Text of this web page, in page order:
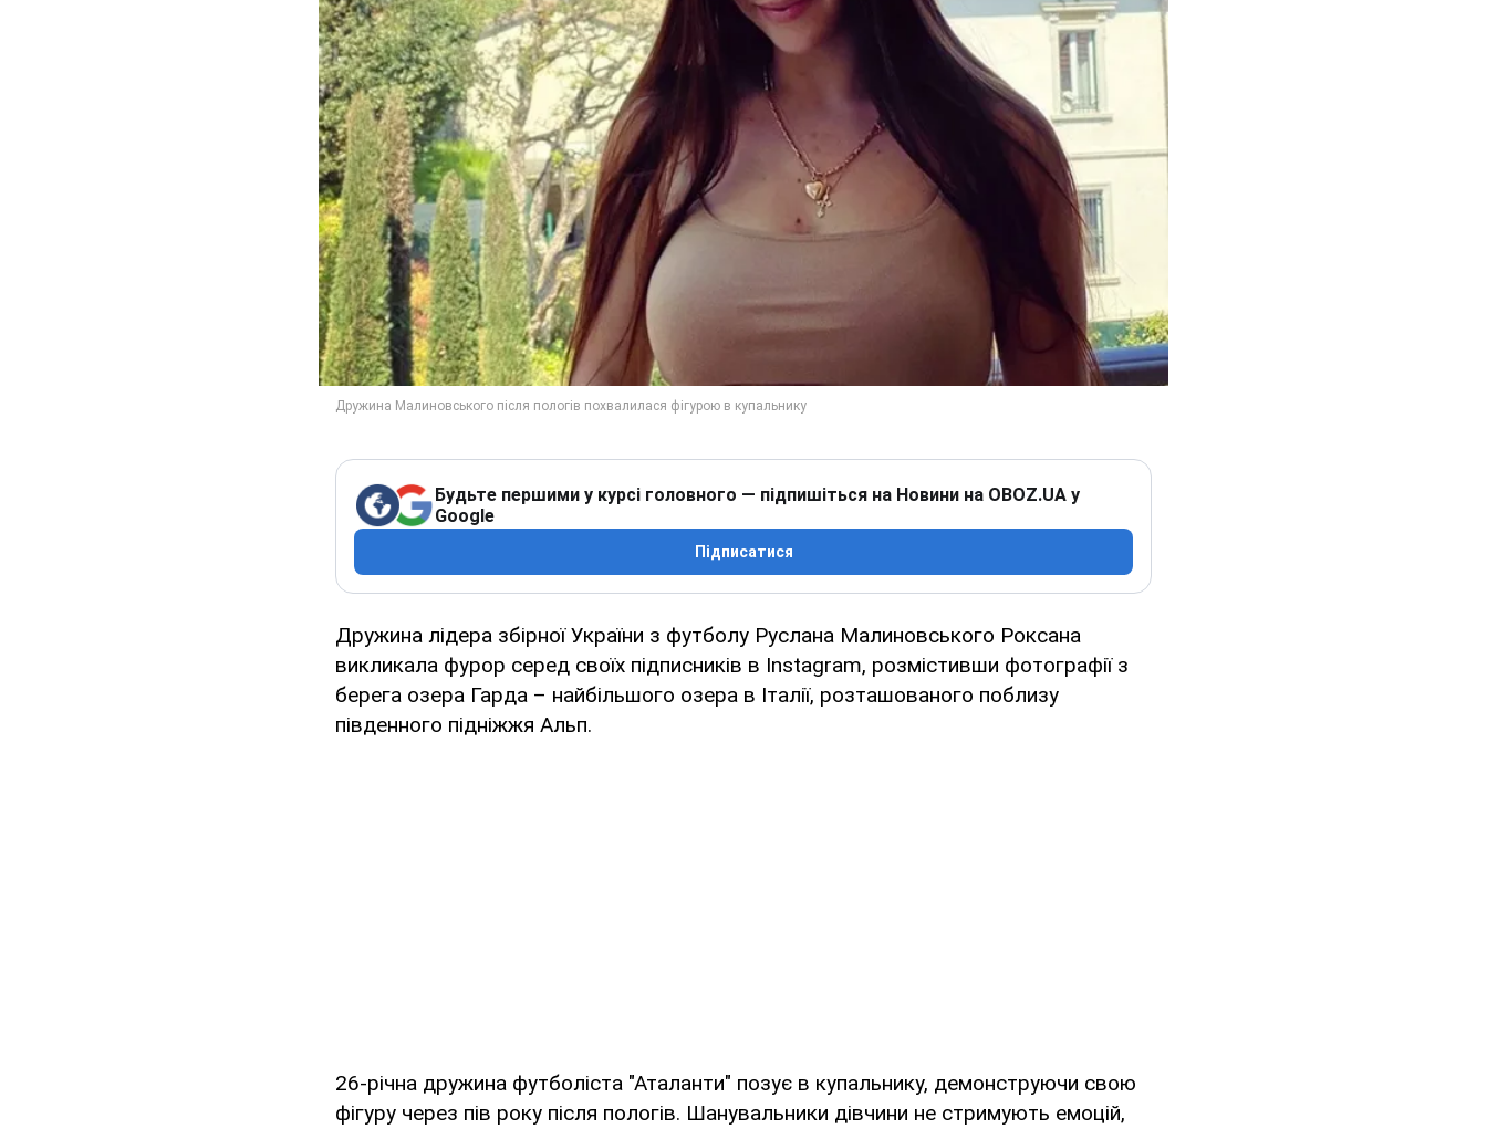
Будьте першими у курсі головного — підпишіться на Новини на OBOZ.UA у
Google
Підписатися
Дружина лідера збірної України з футболу Руслана Малиновського Роксана
викликала фурор серед своїх пiдписників в Instagram, розмістивши фотографії з
берега озера Гарда – найбільшого озера в Італії, розташованого поблизу
південного підніжжя Альп.
26-річна дружина футболіста "Аталанти" позує в купальнику, демонструючи свою
фігуру через пів року після пологів. Шанувальники дівчини не стримують емоцій,